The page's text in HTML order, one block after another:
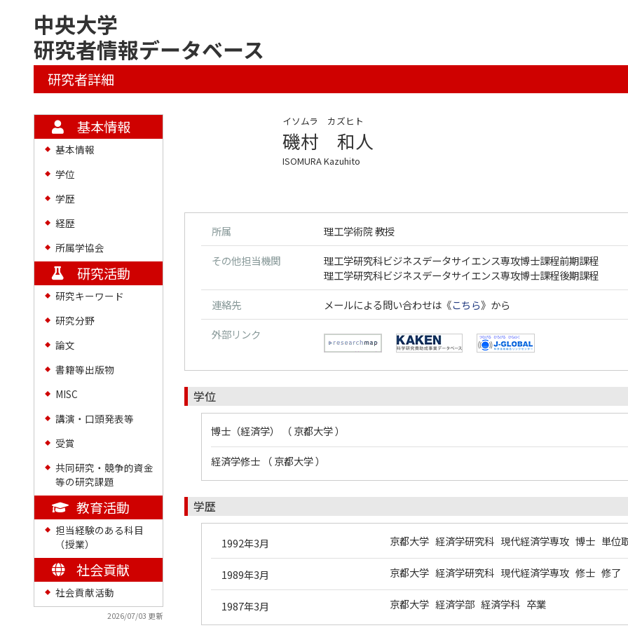
中央大学
研究者情報データベース
研究者詳細
基本情報
◆ 基本情報
◆ 学位
◆ 学歴
◆ 経歴
◆ 所属学協会
研究活動
◆ 研究キーワード
◆ 研究分野
◆ 論文
◆ 書籍等出版物
◆ MISC
◆ 講演・口頭発表等
◆ 受賞
◆
共同研究・競争的資金
等の研究課題
教育活動
◆
担当経験のある科目
（授業）
社会貢献
◆ 社会貢献活動
2026/07/03 更新
イソムラ カズヒト
磯村 和人
ISOMURA Kazuhito
所属
理工学術院 教授
その他担当機関
理工学研究科ビジネスデータサイエンス専攻博士課程前期課程
理工学研究科ビジネスデータサイエンス専攻博士課程後期課程
連絡先
メールによる問い合わせは《こちら》から
外部リンク
学位
博士（経済学） （ 京都大学 ）
経済学修士 （ 京都大学 ）
学歴
1992年3月 京都大学 経済学研究科 現代経済学専攻 博士 単位
1989年3月 京都大学 経済学研究科 現代経済学専攻 修士 修了
1987年3月 京都大学 経済学部 経済学科 卒業